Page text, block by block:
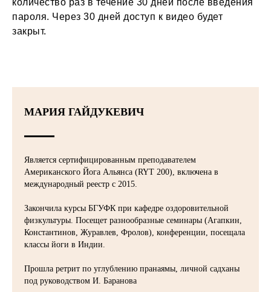
количество раз в течение 30 дней после введения
пароля. Через 30 дней доступ к видео будет
закрыт.
МАРИЯ ГАЙДУКЕВИЧ
Является сертифицированным преподавателем
Американского Йога Альянса (RYT 200), включена в
международный реестр с 2015.
Закончила курсы БГУФК при кафедре оздоровительной
физкультуры. Посещет разнообразные семинары (Агапкин,
Константинов, Журавлев, Фролов), конференции, посещала
классы йоги в Индии.
Прошла ретрит по углублению пранаямы, личной садханы
под руководством И. Баранова